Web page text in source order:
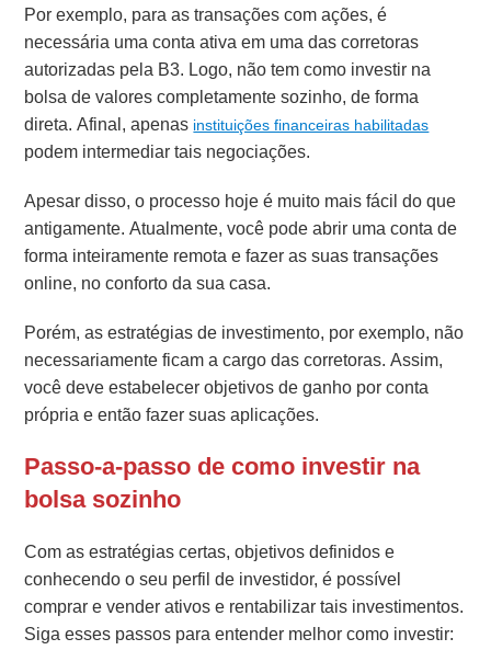
Por exemplo, para as transações com ações, é
necessária uma conta ativa em uma das corretoras
autorizadas pela B3. Logo, não tem como investir na
bolsa de valores completamente sozinho, de forma
direta. Afinal, apenas instituições financeiras habilitadas
podem intermediar tais negociações.
Apesar disso, o processo hoje é muito mais fácil do que
antigamente. Atualmente, você pode abrir uma conta de
forma inteiramente remota e fazer as suas transações
online, no conforto da sua casa.
Porém, as estratégias de investimento, por exemplo, não
necessariamente ficam a cargo das corretoras. Assim,
você deve estabelecer objetivos de ganho por conta
própria e então fazer suas aplicações.
Passo-a-passo de como investir na
bolsa sozinho
Com as estratégias certas, objetivos definidos e
conhecendo o seu perfil de investidor, é possível
comprar e vender ativos e rentabilizar tais investimentos.
Siga esses passos para entender melhor como investir: